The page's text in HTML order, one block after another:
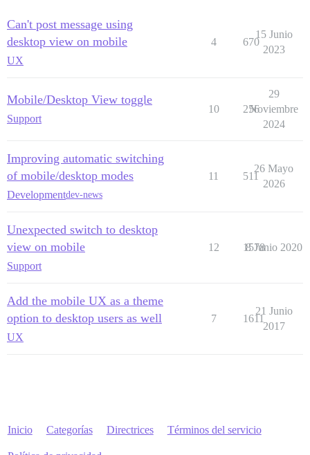
Can't post message using
desktop view on mobile
UX
4 670
15 Junio
2023
Mobile/Desktop View toggle
Support
10 256
29
Noviembre
2024
Improving automatic switching
of mobile/desktop modes
Developmentdev-news
11 511
26 Mayo
2026
Unexpected switch to desktop
view on mobile
Support
12 1578
8 Junio 2020
Add the mobile UX as a theme
option to desktop users as well
UX
7 1611
21 Junio
2017
Inicio Categorías Directrices Términos del servicio